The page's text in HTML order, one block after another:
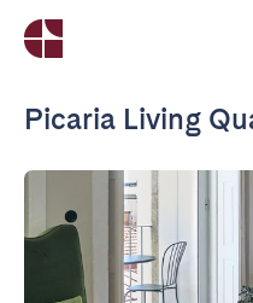
Picaria Living